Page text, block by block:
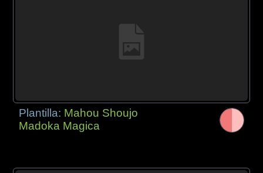
Plantilla: Mahou Shoujo
Madoka Magica